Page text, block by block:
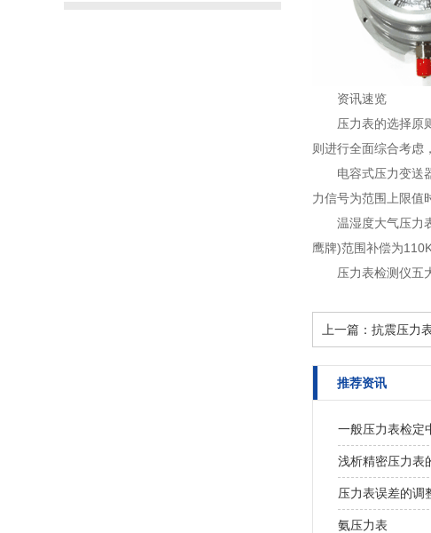
资讯速览
压力表的选择原
则进行全面综合考虑
电容式压力变送
力信号为范围上限值
温湿度大气压力
鹰牌)范围补偿为
压力表检测仪五
上一篇： 抗震压力
推荐资讯
一般压力表检定
浅析精密压力表
压力表误差的调
氨压力表